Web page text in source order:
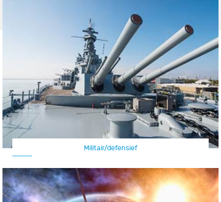
Militair/defensief